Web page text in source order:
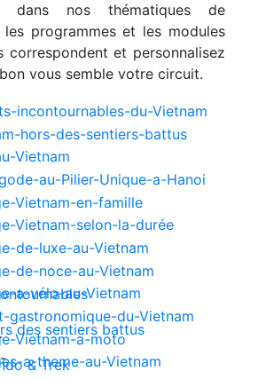
dans nos thématiques de
les programmes et les modules
correspondent et personnalisez
vous semble votre circuit.
des sentiers battus
& Trek